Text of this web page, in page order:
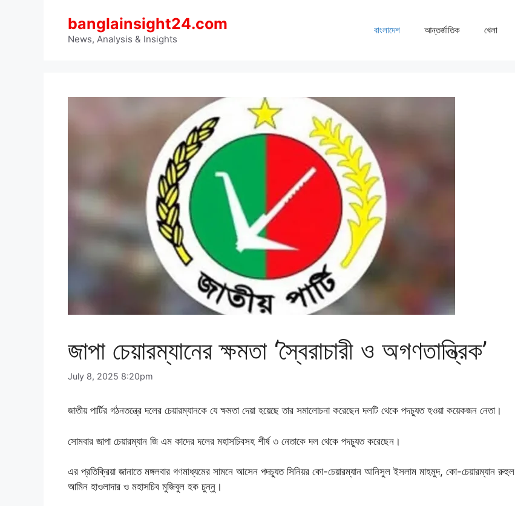
banglainsight24.com
News, Analysis & Insights
বাংলাদেশ আন্তর্জাতিক খেলা
জাপা চেয়ারম্যানের ক্ষমতা ‘স্বৈরাচারী ও অগণতান্ত্রিক’
July 8, 2025 8:20pm
জাতীয় পার্টির গঠনতন্ত্রে দলের চেয়ারম্যানকে যে ক্ষমতা দেয়া হয়েছে তার সমালোচনা করেছেন দলটি থেকে পদচ্যুত হওয়া কয়েকজন নেতা।
সোমবার জাপা চেয়ারম্যান জি এম কাদের দলের মহাসচিবসহ শীর্ষ ৩ নেতাকে দল থেকে পদচ্যুত করেছেন।
এর প্রতিক্রিয়া জানাতে মঙ্গলবার গণমাধ্যমের সামনে আসেন পদচ্যুত সিনিয়র কো-চেয়ারম্যান আনিসুল ইসলাম মাহমুদ, কো-চেয়ারম্যান রুহুল
আমিন হাওলাদার ও মহাসচিব মুজিবুল হক চুন্নু।